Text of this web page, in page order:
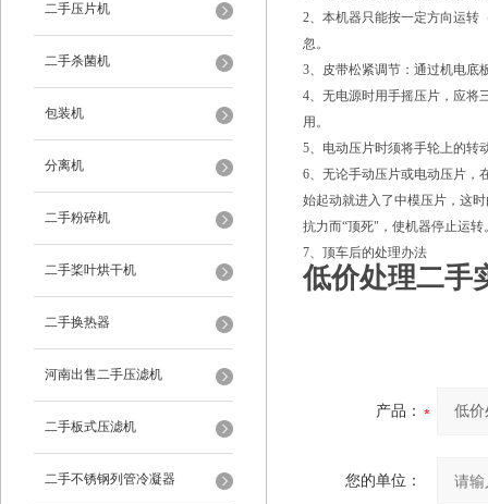
二手压片机
二手杀菌机
包装机
分离机
二手粉碎机
二手桨叶烘干机
二手换热器
河南出售二手压滤机
二手板式压滤机
二手不锈钢列管冷凝器
2、本机器只能按一定方向运转
忽。
3、皮带松紧调节：通过机电底
4、无电源时用手摇压片，应将
用。
5、电动压片时须将手轮上的转
6、无论手动压片或电动压片，
始起动就进入了中模压片，这
抗力而“顶死"，使机器停止运
7、顶车后的处理办法
低价处理二手
产品：
您的单位：